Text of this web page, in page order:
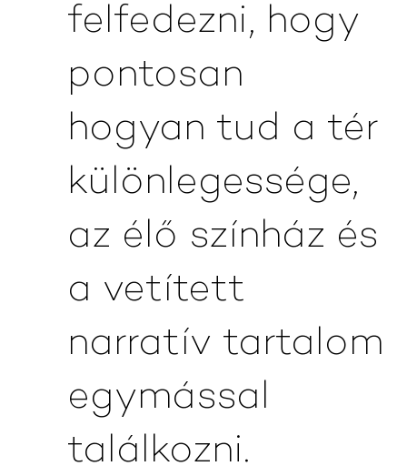
felfedezni, hogy
pontosan
hogyan tud a tér
különlegessége,
az élő színház és
a vetített
narratív tartalom
egymással
találkozni.